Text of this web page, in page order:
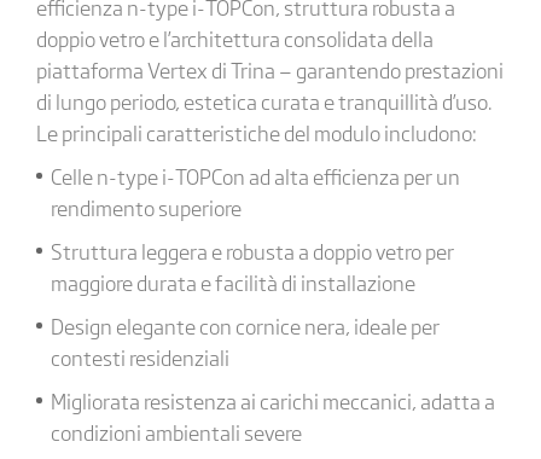
efficienza n-type i-TOPCon, struttura robusta a
doppio vetro e l’architettura consolidata della
piattaforma Vertex di Trina — garantendo prestazioni
di lungo periodo, estetica curata e tranquillità d’uso.
Le principali caratteristiche del modulo includono:
Celle n-type i-TOPCon ad alta efficienza per un
rendimento superiore
Struttura leggera e robusta a doppio vetro per
maggiore durata e facilità di installazione
Design elegante con cornice nera, ideale per
contesti residenziali
Migliorata resistenza ai carichi meccanici, adatta a
condizioni ambientali severe